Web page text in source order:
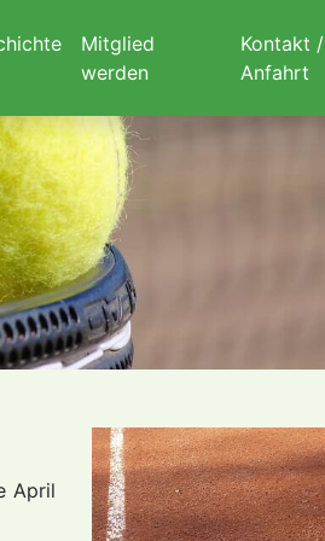
Mitglied
werden
Kontakt /
Anfahrt
April